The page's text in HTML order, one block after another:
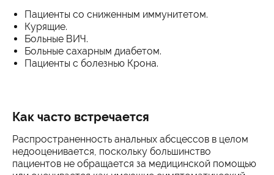
Пациенты со сниженным иммунитетом.
Курящие.
Больные ВИЧ.
Больные сахарным диабетом.
Пациенты с болезнью Крона.
Как часто встречается
Распространенность анальных абсцессов в целом
недооценивается, поскольку большинство
пациентов не обращается за медицинской помощью